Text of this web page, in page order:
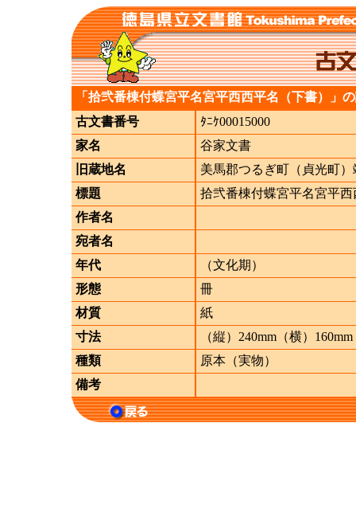
「拾弐番棟付蝶宮平名宮平西西平名（下書）」
古文書番号
ﾀﾆｹ00015000
家名
谷家文書
旧蔵地名
美馬郡つるぎ町（貞光町）
標題
拾弐番棟付蝶宮平名宮平
作者名
宛者名
年代
（文化期）
形態
冊
材質
紙
寸法
（縦）240mm（横）160mm
種類
原本（実物）
備考